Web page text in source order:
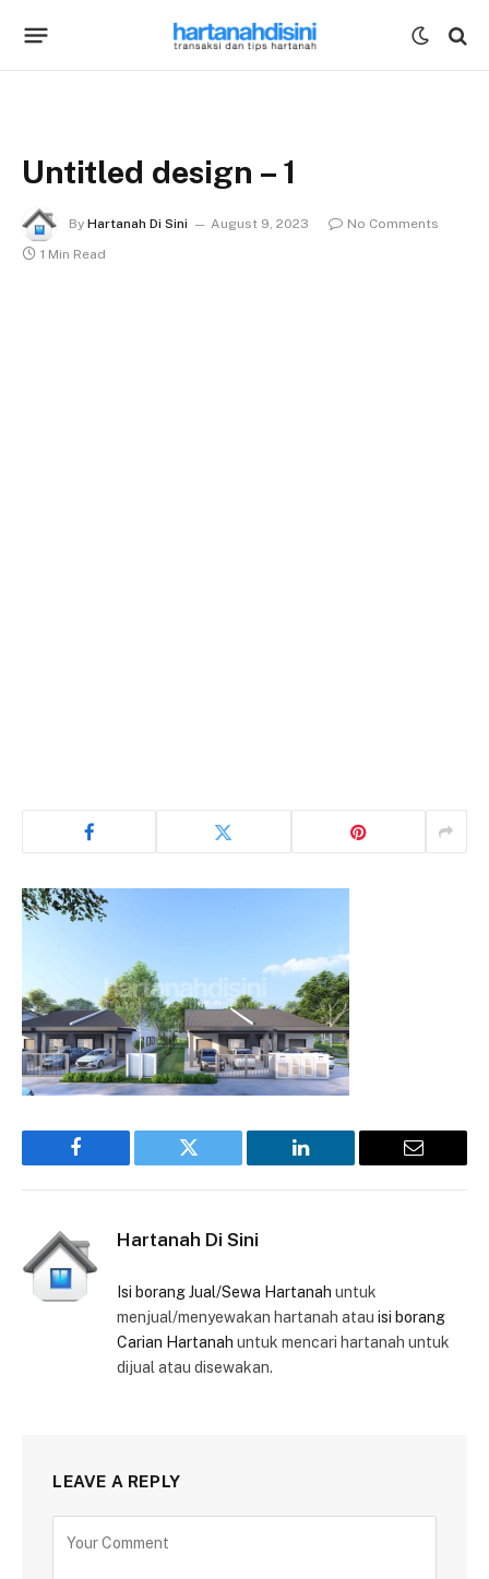
Untitled design – 1
By Hartanah Di Sini August 9, 2023
No Comments
1 Min Read
Facebook Twitter LinkedIn Email
Hartanah Di Sini
Isi borang Jual/Sewa Hartanah untuk
menjual/menyewakan hartanah atau isi borang
Carian Hartanah untuk mencari hartanah untuk
dijual atau disewakan.
LEAVE A REPLY